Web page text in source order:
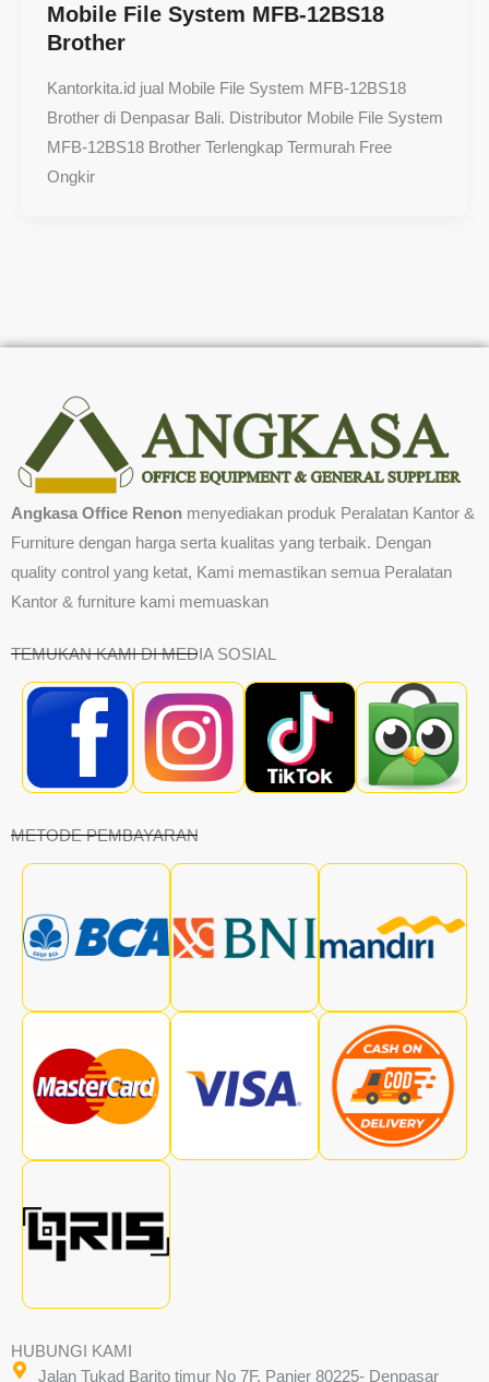
Mobile File System MFB-12BS18
Brother
Kantorkita.id jual Mobile File System MFB-12BS18
Brother di Denpasar Bali. Distributor Mobile File System
MFB-12BS18 Brother Terlengkap Termurah Free
Ongkir
Angkasa Office Renon menyediakan produk Peralatan Kantor &
Furniture dengan harga serta kualitas yang terbaik. Dengan
quality control yang ketat, Kami memastikan semua Peralatan
Kantor & furniture kami memuaskan
TEMUKAN KAMI DI MEDIA SOSIAL
METODE PEMBAYARAN
HUBUNGI KAMI
Jalan Tukad Barito timur No 7F, Panjer 80225- Denpasar